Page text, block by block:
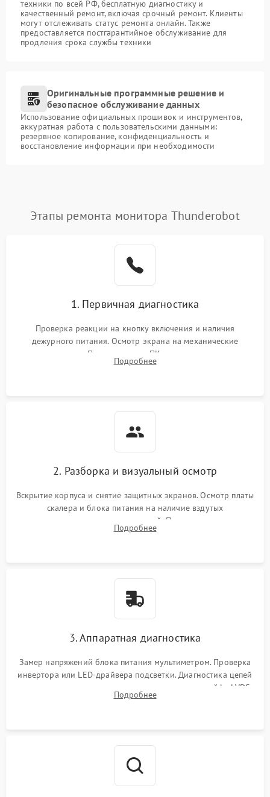
техники по всей РФ, бесплатную диагностику и
качественный ремонт, включая срочный ремонт. Клиенты
могут отслеживать статус ремонта онлайн. Также
предоставляется постгарантийное обслуживание для
продления срока службы техники
Оригинальные программные решение и
безопасное обслуживание данных
Использование официальных прошивок и инструментов,
аккуратная работа с пользовательскими данными:
резервное копирование, конфиденциальность и
восстановление информации при необходимости
Этапы ремонта монитора Thunderobot
1. Первичная диагностика
Проверка реакции на кнопку включения и наличия
дежурного питания. Осмотр экрана на механические
повреждения. Подключение к ПК для оценки вывода
изображения, работы подсветки и выявления артефактов на
Подробнее
2. Разборка и визуальный осмотр
Вскрытие корпуса и снятие защитных экранов. Осмотр платы
скалера и блока питания на наличие вздутых
конденсаторов, прогаров, окислений. Проверка надежности
контактов и целостности шлейфов матрицы.
Подробнее
3. Аппаратная диагностика
Замер напряжений блока питания мультиметром. Проверка
инвертора или LED-драйвера подсветки. Диагностика цепей
питания скалера и тестирование сигналов на шлейфе LVDS
Подробнее